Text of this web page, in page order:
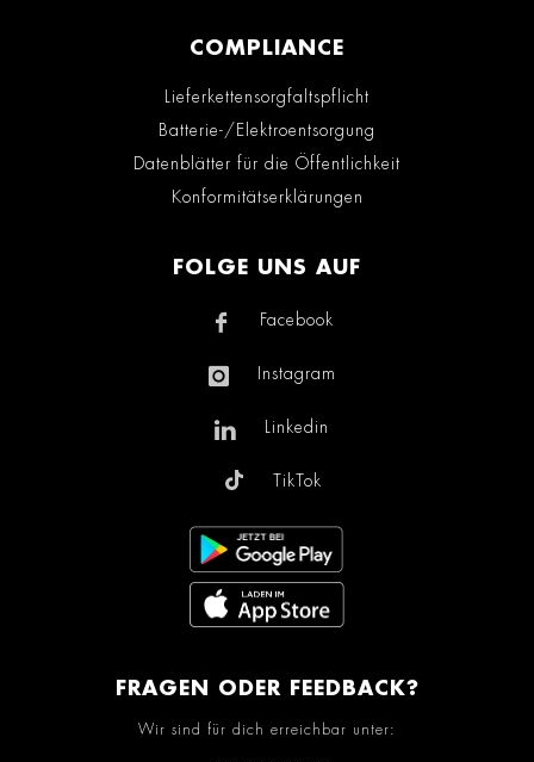
COMPLIANCE
Lieferkettensorgfaltspflicht
Batterie-/Elektroentsorgung
Datenblätter für die Öffentlichkeit
Konformitätserklärungen
FOLGE UNS AUF
Facebook
Instagram
Linkedin
TikTok
FRAGEN ODER FEEDBACK?
Wir sind für dich erreichbar unter: